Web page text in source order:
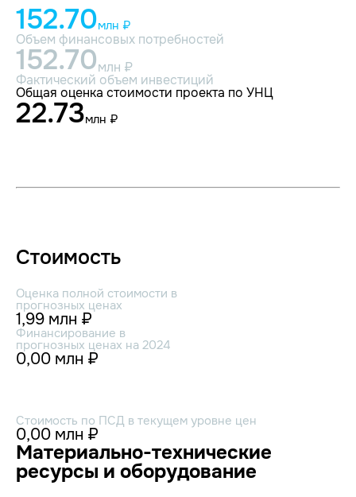
152.70млн ₽
Объем финансовых потребностей
152.70млн ₽
Фактический объем инвестиций
Общая оценка стоимости проекта по УНЦ
22.73млн ₽
Стоимость
Оценка полной стоимости в
прогнозных ценах
1,99 млн ₽
Финансирование в
прогнозных ценах на 2024
0,00 млн ₽
Стоимость по ПСД в текущем уровне цен
0,00 млн ₽
Материально-технические
ресурсы и оборудование